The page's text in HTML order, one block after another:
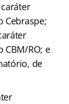
Cebraspe;
RO; e
de